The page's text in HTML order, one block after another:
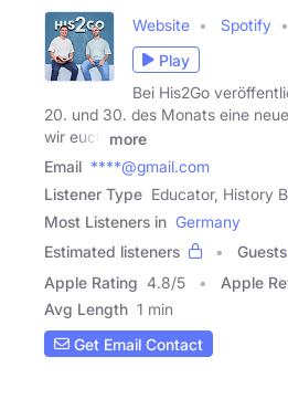
Website Spotify
Play
Bei His2Go
20. und 30. des Monats eine
wir euch
more
Email ****@gmail.com
Listener Type Educator, History
Most Listeners in Germany
Estimated listeners
Guests
Apple Rating 4.8/5 Apple
Avg Length 1 min
Get Email Contact